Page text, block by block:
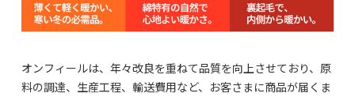
オンフィールは、年々改良を重ねて品質を向上させており、原
料の調達、生産工程、輸送費用など、お客さまに商品が届くま